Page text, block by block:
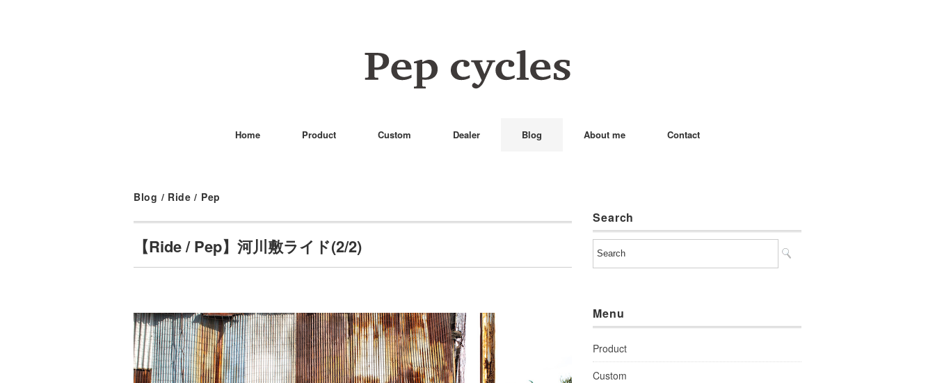
Home Product Custom Dealer Blog About me Contact
Blog / Ride / Pep
【Ride / Pep】河川敷ライド(2/2)
Search
Menu
Product
Custom